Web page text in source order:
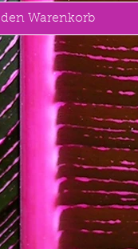
Warenkorb